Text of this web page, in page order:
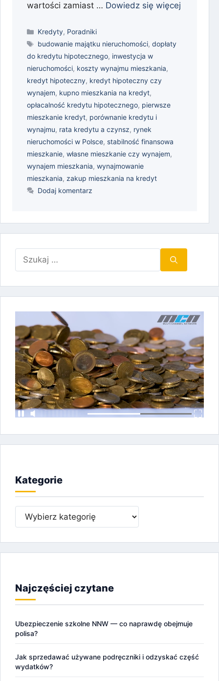
wartości zamiast … Dowiedz się więcej
Kategorie
Kredyty, Poradniki
Tagi
budowanie majątku nieruchomości,dopłaty
do kredytu hipotecznego, inwestycja w
nieruchomości, koszty wynajmu mieszkania,
kredyt hipoteczny, kredyt hipoteczny czy
wynajem, kupno mieszkania na kredyt,
opłacalność kredytu hipotecznego, pierwsze
mieszkanie kredyt, porównanie kredytu i
wynajmu, rata kredytu a czynsz, rynek
nieruchomości w Polsce, stabilność finansowa
mieszkanie, własne mieszkanie czy wynajem,
wynajem mieszkania, wynajmowanie
mieszkania, zakup mieszkania na kredyt
Dodaj komentarz
Szukaj:
Kategorie
Kategorie
Najczęściej czytane
Ubezpieczenie szkolne NNW — co naprawdę obejmuje
polisa?
Jak sprzedawać używane podręczniki i odzyskać część
wydatków?